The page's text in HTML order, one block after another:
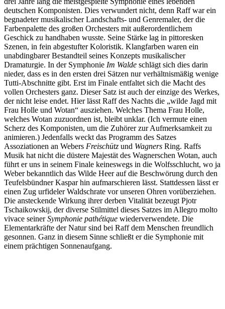
deutschen Komponisten. Dies verwundert nicht, denn Raff war ein
begnadeter musikalischer Landschafts- und Genremaler, der die
Farbenpalette des großen Orchesters mit außerordentlichem
Geschick zu handhaben wusste. Seine Stärke lag in pittoresken
Szenen, in fein abgestufter Koloristik. Klangfarben waren ein
unabdingbarer Bestandteil seines Konzepts musikalischer
Dramaturgie. In der Symphonie Im Walde schlägt sich dies darin
nieder, dass es in den ersten drei Sätzen nur verhältnismäßig wenige
Tutti-Abschnitte gibt. Erst im Finale entfaltet sich die Macht des
vollen Orchesters ganz. Dieser Satz ist auch der einzige des Werkes,
der nicht leise endet. Hier lässt Raff des Nachts die „wilde Jagd mit
Frau Holle und Wotan“ ausziehen. Welches Thema Frau Holle,
welches Wotan zuzuordnen ist, bleibt unklar. (Ich vermute einen
Scherz des Komponisten, um die Zuhörer zur Aufmerksamkeit zu
animieren.) Jedenfalls weckt das Programm des Satzes
Assoziationen an Webers Freischütz und Wagners Ring. Raffs
Musik hat nicht die düstere Majestät des Wagnerschen Wotan, auch
führt er uns in seinem Finale keineswegs in die Wolfsschlucht, wo ja
Weber bekanntlich das Wilde Heer auf die Beschwörung durch den
Teufelsbündner Kaspar hin aufmarschieren lässt. Stattdessen lässt er
einen Zug urfideler Waldschrate vor unseren Ohren vorüberziehen.
Die ansteckende Wirkung ihrer derben Vitalität bezeugt Pjotr
Tschaikowskij, der diverse Stilmittel dieses Satzes im Allegro molto
vivace seinerSymphonie pathétique wiederverwendete. Die
Elementarkräfte der Natur sind bei Raff dem Menschen freundlich
gesonnen. Ganz in diesem Sinne schließt er die Symphonie mit
einem prächtigen Sonnenaufgang.